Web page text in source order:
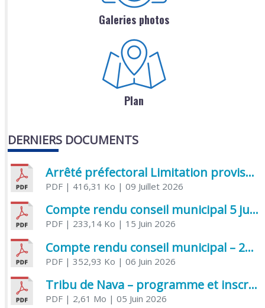
Galeries photos
Plan
DERNIERS DOCUMENTS
Arrêté préfectoral Limitation provisoire des usages de l’eau
PDF| 416,31 Ko | 09 Juillet 2026
Compte rendu conseil municipal 5 juin 2026 sénatoriale
PDF| 233,14 Ko | 15 Juin 2026
Compte rendu conseil municipal – 21 avril 2026
PDF| 352,93 Ko | 06 Juin 2026
Tribu de Nava – programme et inscriptions été 2026
PDF| 2,61 Mo | 05 Juin 2026